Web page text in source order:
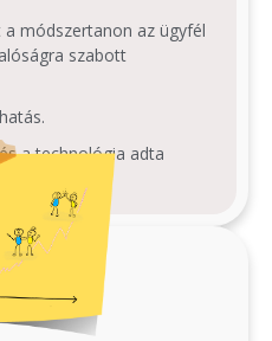
a módszertanon az ügyfél
szabott
a technológia adta